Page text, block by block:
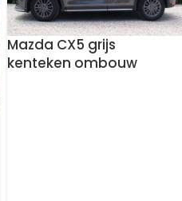
Mazda CX5 grijs
kenteken ombouw